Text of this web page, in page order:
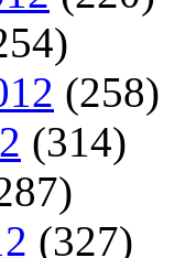
(258)
(314)
(327)